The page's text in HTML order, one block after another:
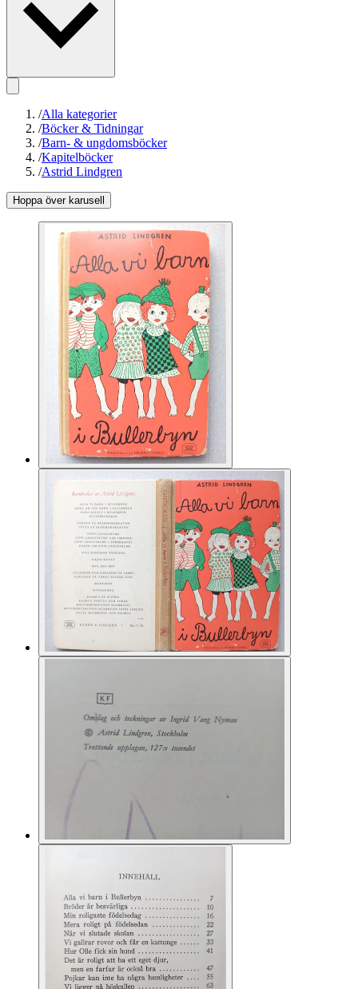
/Alla kategorier
/Böcker & Tidningar
/Barn- & ungdomsböcker
/Kapitelböcker
/Astrid Lindgren
Hoppa över karusell